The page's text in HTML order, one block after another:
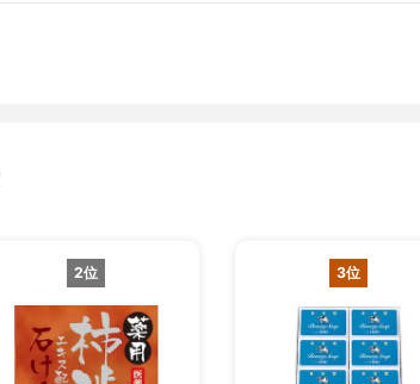
2位 3位